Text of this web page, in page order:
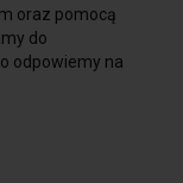
Nasz zespół
oraz pomocą
do
odpowiemy na